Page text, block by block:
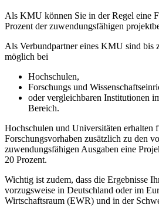
Als KMU können Sie in der Regel eine
Prozent der zuwendungsfähigen
Als Verbundpartner eines KMU sind bis
möglich bei
Hochschulen,
Forschungs und
oder vergleichbaren Institutionen
Bereich.
Hochschulen und Universitäten erhalten
Forschungsvorhaben zusätzlich zu den
zuwendungsfähigen Ausgaben eine
20 Prozent.
Wichtig ist zudem, dass die Ergebnisse
vorzugsweise in Deutschland oder im
Wirtschaftsraum (EWR) und in der